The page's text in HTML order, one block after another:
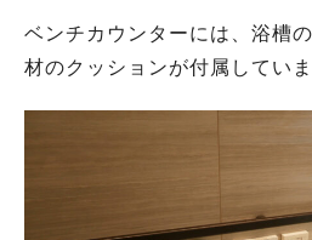
ベンチカウンターには、浴槽
材のクッションが付属していま